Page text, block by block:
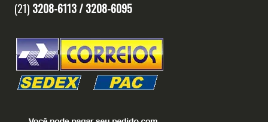
(21) 3208-6113 /3208-6095